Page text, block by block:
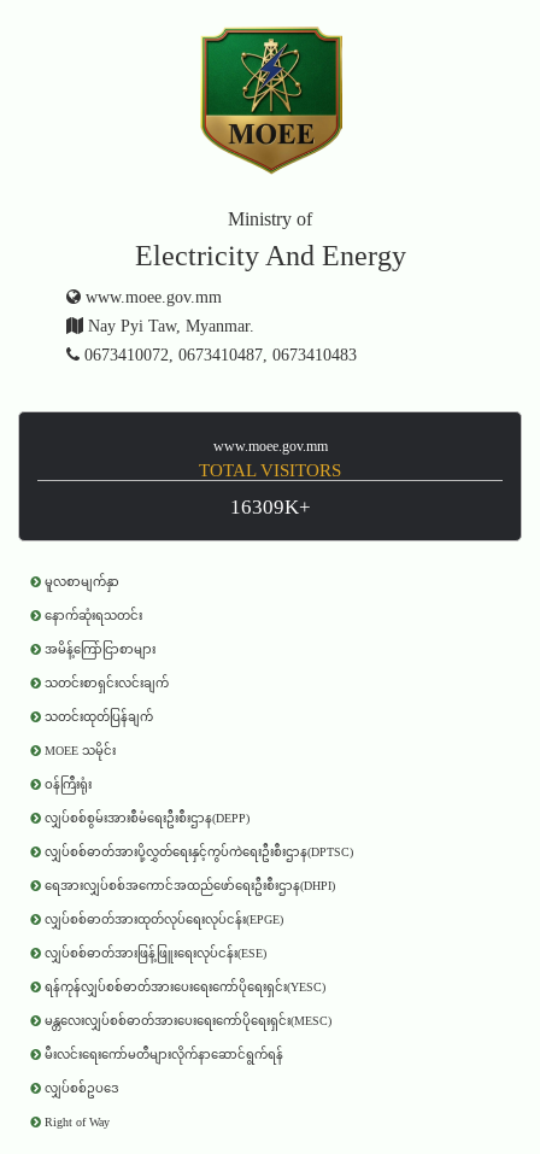
Ministry of
Electricity And Energy
www.moee.gov.mm
Nay Pyi Taw, Myanmar.
0673410072, 0673410487, 0673410483
www.moee.gov.mm
TOTAL VISITORS
16309K+
မူလစာမျက်နှာ
နောက်ဆုံးရသတင်း
အမိန့်ကြော်ငြာစာများ
သတင်းစာရှင်းလင်းချက်
သတင်းထုတ်ပြန်ချက်
MOEE သမိုင်း
ဝန်ကြီးရုံး
လျှပ်စစ်စွမ်းအားစီမံရေးဦးစီးဌာန(DEPP)
လျှပ်စစ်ဓာတ်အားပို့လွှတ်ရေးနှင့်ကွပ်ကဲရေးဦးစီးဌာန(DPTSC)
ရေအားလျှပ်စစ်အကောင်အထည်ဖော်ရေးဦးစီးဌာန(DHPI)
လျှပ်စစ်ဓာတ်အားထုတ်လုပ်ရေးလုပ်ငန်း(EPGE)
လျှပ်စစ်ဓာတ်အားဖြန့်ဖြူးရေးလုပ်ငန်း(ESE)
ရန်ကုန်လျှပ်စစ်ဓာတ်အားပေးရေးကော်ပိုရေးရှင်း(YESC)
မန္တလေးလျှပ်စစ်ဓာတ်အားပေးရေးကော်ပိုရေးရှင်း(MESC)
မီးလင်းရေးကော်မတီများလိုက်နာဆောင်ရွက်ရန်
လျှပ်စစ်ဥပဒေ
Right of Way